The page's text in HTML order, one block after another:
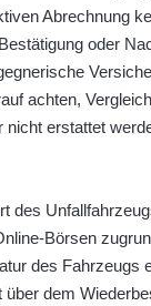
Abrechnung
oder
achten,
erstattet
des
Börsen
des Fahrzeugs
dem